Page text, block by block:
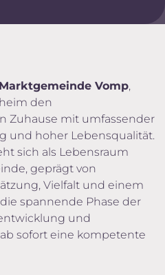
Marktgemeinde Vomp,
den
Zuhause mit umfassender
und hoher Lebensqualität.
sich als Lebensraum
geprägt von
Vielfalt und einem
spannende Phase der
und
sofort eine kompetente